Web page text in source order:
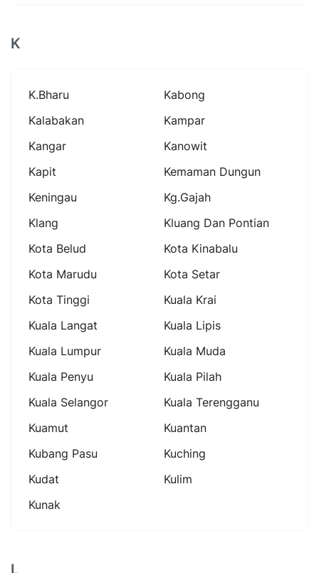
K
K.bharu
Kabong
Kalabakan
Kampar
Kangar
Kanowit
Kapit
Kemaman Dungun
Keningau
Kg.gajah
Klang
Kluang Dan Pontian
Kota Belud
Kota Kinabalu
Kota Marudu
Kota Setar
Kota Tinggi
Kuala Krai
Kuala Langat
Kuala Lipis
Kuala Lumpur
Kuala Muda
Kuala Penyu
Kuala Pilah
Kuala Selangor
Kuala Terengganu
Kuamut
Kuantan
Kubang Pasu
Kuching
Kudat
Kulim
Kunak
L